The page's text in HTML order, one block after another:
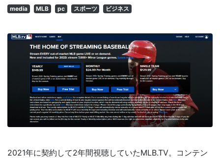
media MLB pc スポーツ ビジネス
2021年に契約して2年間視聴していたMLB.TV。コンテン